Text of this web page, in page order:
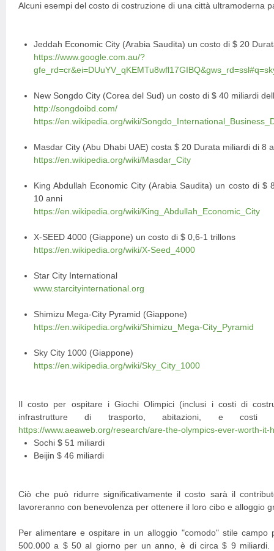
Alcuni esempi del costo di costruzione di una città ultramoderna
Jeddah Economic City (Arabia Saudita) un costo di $ 20
https://www.google.com.au/?
New Songdo City (Corea del Sud) un costo di $ 40 miliardi
http://songdoibd.com/
https://en.wikipedia.org/wiki/
Masdar City (Abu Dhabi UAE) costa $ 20 Durata miliardi di 8
https://en.wikipedia.org/wiki/Masdar_City
King Abdullah Economic City (Arabia Saudita) un costo di $
10 anni
https://en.wikipedia.org/wiki/King_Abdullah_Economic_City
X-SEED 4000 (Giappone) un costo di $ 0,6-1 trillons
https://en.wikipedia.org/wiki/X-Seed_4000
Star City International
www.starcityinternational.org
Shimizu Mega-City Pyramid (Giappone)
https://en.wikipedia.org/wiki/Shimizu_Mega-City_Pyramid
Sky City 1000 (Giappone)
https://en.wikipedia.org/wiki/Sky_City_1000
Il costo per ospitare i Giochi Olimpici (inclusi i costi di
infrastrutture di trasporto, abitazioni, e costi
https://www.aeaweb.org/research/are-the-olympics-ever-worth-it-
Sochi $ 51 miliardi
Beijin $ 46 miliardi
Ciò che può ridurre significativamente il costo sarà il
lavoreranno con benevolenza per ottenere il loro cibo e alloggio
Per alimentare e ospitare in un alloggio "comodo" stile campo
500.000 a $ 50 al giorno per un anno, è di circa $ 9 miliardi.